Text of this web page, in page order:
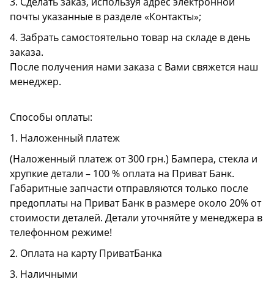
почты указанные в разделе «Контакты»;
4. Забрать самостоятельно товар на складе в день
заказа.
После получения нами заказа с Вами свяжется наш
менеджер.
Способы оплаты:
1. Наложенный платеж
(Наложенный платеж от 300 грн.) Бампера, стекла и
хрупкие детали – 100 % оплата на Приват Банк.
Габаритные запчасти отправляются только после
предоплаты на Приват Банк в размере около 20% от
стоимости деталей. Детали уточняйте у менеджера в
телефонном режиме!
2. Оплата на карту ПриватБанка
3. Наличными